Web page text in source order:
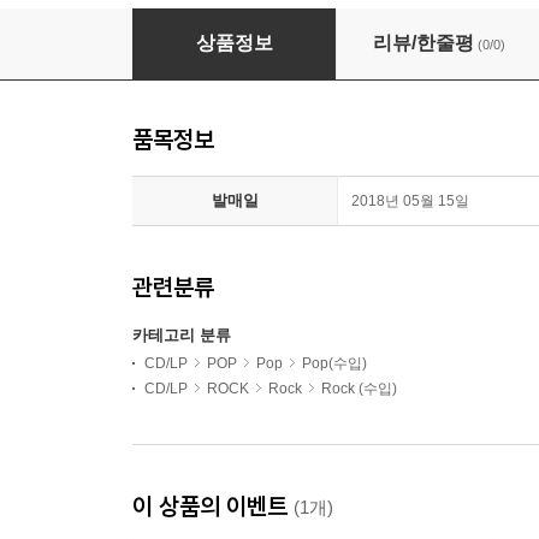
Eddie Cochran (에디 코크란) - Summertime
상품정보 리뷰/한줄평 (0/0)
품목정보
발매일 2018년 05월 15일
관련분류
카테고리 분류
CD/LP POP Pop
Pop(수입)
CD/LP
ROCK Rock Rock (수입)
이 상품의 이벤트 (1개)